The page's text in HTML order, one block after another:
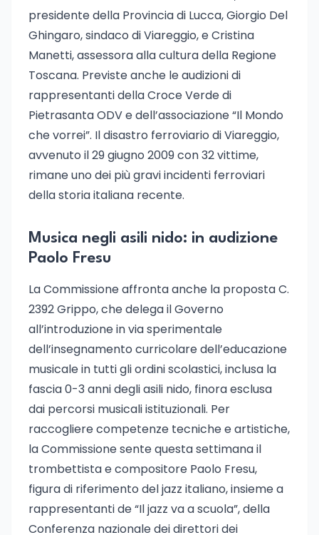
presidente della Provincia di Lucca, Giorgio Del
Ghingaro, sindaco di Viareggio, e Cristina
Manetti, assessora alla cultura della Regione
Toscana. Previste anche le audizioni di
rappresentanti della Croce Verde di
Pietrasanta ODV e dell’associazione “Il Mondo
che vorrei”. Il disastro ferroviario di Viareggio,
avvenuto il 29 giugno 2009 con 32 vittime,
rimane uno dei più gravi incidenti ferroviari
della storia italiana recente.
Musica negli asili nido: in audizione
Paolo Fresu
La Commissione affronta anche la proposta C.
2392 Grippo, che delega il Governo
all’introduzione in via sperimentale
dell’insegnamento curricolare dell’educazione
musicale in tutti gli ordini scolastici, inclusa la
fascia 0-3 anni degli asili nido, finora esclusa
dai percorsi musicali istituzionali. Per
raccogliere competenze tecniche e artistiche,
la Commissione sente questa settimana il
trombettista e compositore Paolo Fresu,
figura di riferimento del jazz italiano, insieme a
rappresentanti de “Il jazz va a scuola”, della
Conferenza nazionale dei direttori dei